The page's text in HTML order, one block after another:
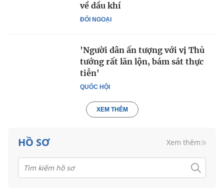
ĐỐI NGOẠI
về dầu khí
QUỐC HỘI
'Người dân ấn tượng với vị Thủ
tướng rất lăn lộn, bám sát thực
tiễn'
XEM THÊM
HỒ SƠ Xem thêm